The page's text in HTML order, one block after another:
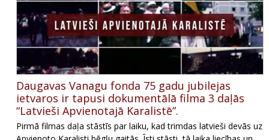
Daugavas Vanagu fonda 75 gadu jubilejas
ietvaros ir tapusi dokumentālā filma 3 daļās
“Latvieši Apvienotajā Karalistē”.
Pirmā filmas daļa stāstīs par laiku, kad trimdas latvieši devās uz